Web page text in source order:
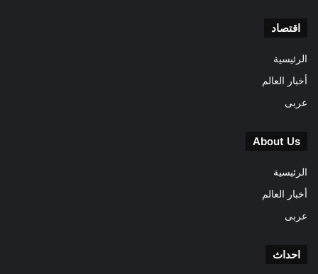
اقتصاد
الرئيسية
أخبار العالم
عربى
About Us
الرئيسية
أخبار العالم
عربى
احداث